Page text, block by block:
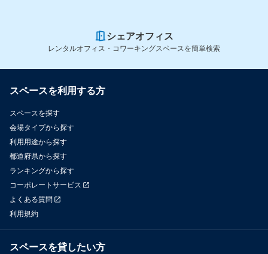
シェアオフィス
レンタルオフィス・コワーキングスペースを簡単検索
スペースを利用する方
スペースを探す
会場タイプから探す
利用用途から探す
都道府県から探す
ランキングから探す
コーポレートサービス
よくある質問
利用規約
スペースを貸したい方